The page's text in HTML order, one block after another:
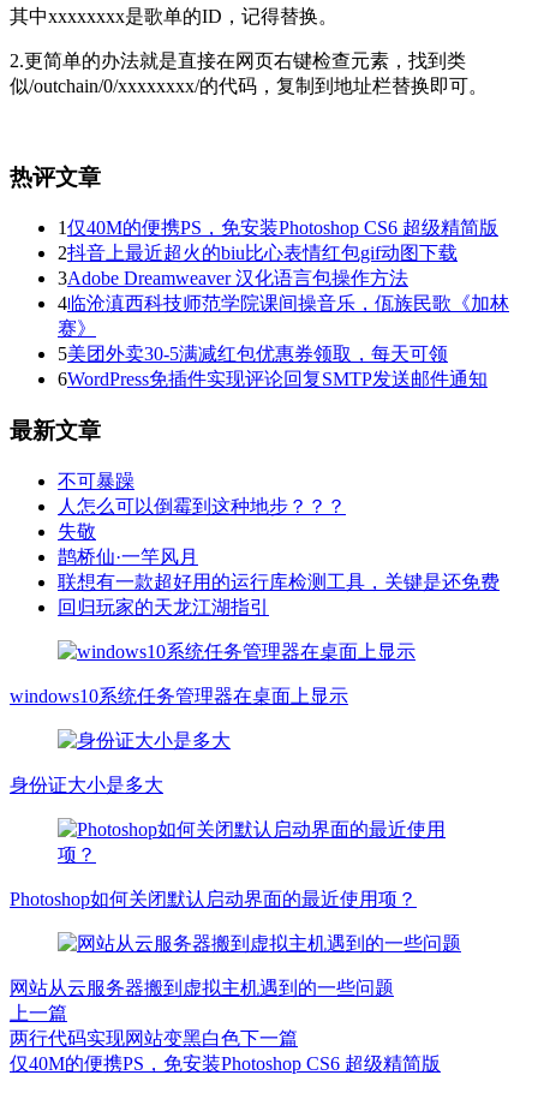
其中xxxxxxxx是歌单的ID，记得替换。
2.更简单的办法就是直接在网页右键检查元素，找到类
似/outchain/0/xxxxxxxx/的代码，复制到地址栏替换即可。
热评文章
1仅40M的便携PS，免安装Photoshop CS6 超级精简版
2抖音上最近超火的biu比心表情红包gif动图下载
3Adobe Dreamweaver 汉化语言包操作方法
4临沧滇西科技师范学院课间操音乐，佤族民歌《加林
赛》
5美团外卖30-5满减红包优惠券领取，每天可领
6WordPress免插件实现评论回复SMTP发送邮件通知
最新文章
不可暴躁
人怎么可以倒霉到这种地步？？？
失敬
鹊桥仙·一竿风月
联想有一款超好用的运行库检测工具，关键是还免费
回归玩家的天龙江湖指引
windows10系统任务管理器在桌面上显示
身份证大小是多大
Photoshop如何关闭默认启动界面的最近使用项？
网站从云服务器搬到虚拟主机遇到的一些问题
上一篇
两行代码实现网站变黑白色下一篇
仅40M的便携PS，免安装Photoshop CS6 超级精简版